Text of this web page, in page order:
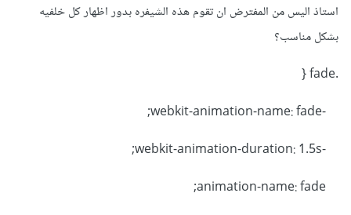
استاذ اليس من المفترض ان تقوم هذه الشيفره بدور اظهار كل خلفيه
بشكل مناسب؟
-webkit-animation-name: fade;
-webkit-animation-duration: 1.5s;